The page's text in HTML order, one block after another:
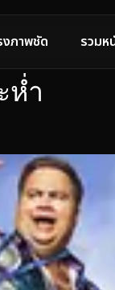
งภาพชัด รวมห
ห่ำ